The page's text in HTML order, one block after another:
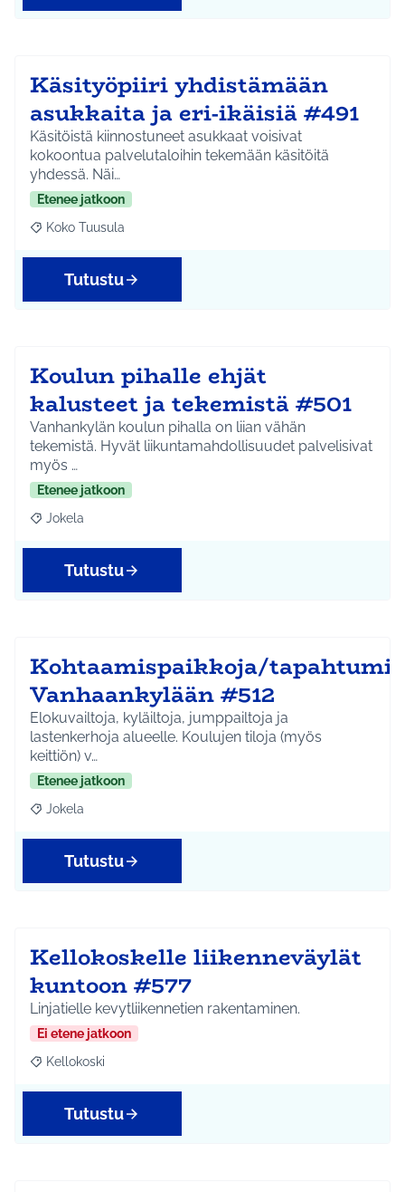
Käsityöpiiri yhdistämään
asukkaita ja eri-ikäisiä #491
Käsitöistä kiinnostuneet asukkaat voisivat
kokoontua palvelutaloihin tekemään käsitöitä
yhdessä. Näi…
Etenee jatkoon
Rajaa tulokset aihepiirin mukaan: Koko Tuusula
Koko Tuusula
Tutustu
Koulun pihalle ehjät
kalusteet ja tekemistä #501
Vanhankylän koulun pihalla on liian vähän
tekemistä. Hyvät liikuntamahdollisuudet palvelisivat
myös …
Etenee jatkoon
Rajaa tulokset aihepiirin mukaan: Jokela
Jokela
Tutustu
Kohtaamispaikkoja/tapahtumia
Vanhaankylään #512
Elokuvailtoja, kyläiltoja, jumppailtoja ja
lastenkerhoja alueelle. Koulujen tiloja (myös
keittiön) v…
Etenee jatkoon
Rajaa tulokset aihepiirin mukaan: Jokela
Jokela
Tutustu
Kellokoskelle liikenneväylät
kuntoon #577
Linjatielle kevytliikennetien rakentaminen.
Ei etene jatkoon
Rajaa tulokset aihepiirin mukaan: Kellokoski
Kellokoski
Tutustu